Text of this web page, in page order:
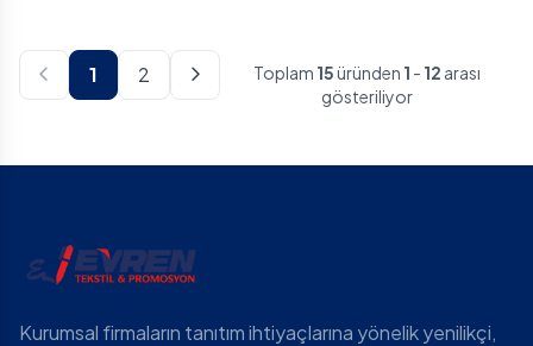
1 2 Toplam 15üründen 1 - 12 arası
gösteriliyor
Kurumsal firmaların tanıtım ihtiyaçlarına yönelik yenilikçi,